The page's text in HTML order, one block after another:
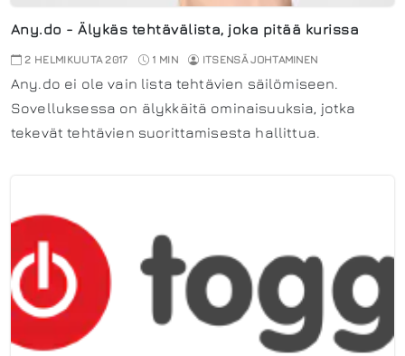
Any.do - Älykäs tehtävälista, joka pitää kurissa
2 HELMIKUUTA 2017 1 MIN ITSENSÄ JOHTAMINEN
Any.do ei ole vain lista tehtävien säilömiseen.
Sovelluksessa on älykkäitä ominaisuuksia, jotka
tekevät tehtävien suorittamisesta hallittua.